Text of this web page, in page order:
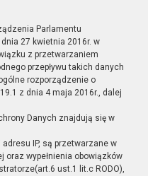
Parlamentu
27 kwietnia 2016r. w
z przetwarzaniem
przepływu takich danych
rozporządzenie o
z dnia 4 maja 2016r., dalej
Danych znajdują się w
IP, są przetwarzane w
wypełnienia obowiązków
ust.1 lit.c RODO),